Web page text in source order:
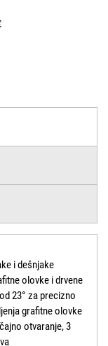
i dešnjake
olovke i drvene
23° za precizno
grafitne olovke
otvaranje, 3